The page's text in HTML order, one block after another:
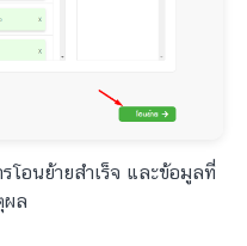
โอนย้ายสำเร็จ และข้อมูลที่
ผล